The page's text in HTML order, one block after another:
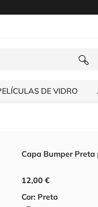
DE VIDRO
Capa Bumper
12,00 €
Cor: Preto